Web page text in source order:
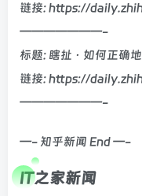
链接: https://
———————-
标题: 瞎扯 · 如何正确
链接: https://
———————-
—- 知乎新闻 End —-
IT之家新闻